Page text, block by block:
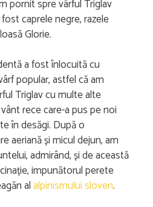
pornit spre vârful Triglav
caprele negre, razele
Glorie.
a fost înlocuită cu
popular, astfel că am
Triglav cu multe alte
rece care-a pus pe noi
în desăgi. După o
aeriană și micul dejun, am
admirând, și de această
impunătorul perete
alalpinismului sloven.